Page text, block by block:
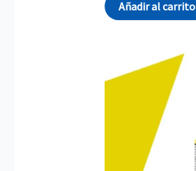
Añadir al carrito